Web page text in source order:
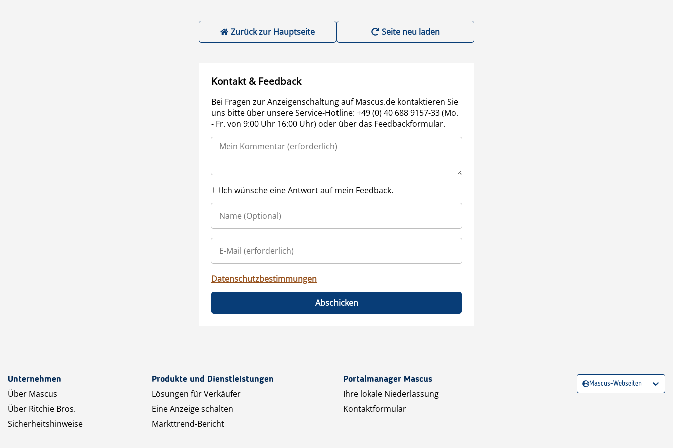
Zurück zur Hauptseite Seite neu laden
Kontakt & Feedback
Bei Fragen zur Anzeigenschaltung auf Mascus.de kontaktieren Sie
uns bitte über unsere Service-Hotline: +49 (0) 40 688 9157-33 (Mo.
- Fr. von 9:00 Uhr 16:00 Uhr) oder über das Feedbackformular.
Ich wünsche eine Antwort auf mein Feedback.
Datenschutzbestimmungen
Abschicken
Unternehmen
Über Mascus
Über Ritchie Bros.
Sicherheitshinweise
Produkte und Dienstleistungen
Lösungen für Verkäufer
Eine Anzeige schalten
Markttrend-Bericht
Portalmanager Mascus
Ihre lokale Niederlassung
Kontaktformular
Mascus-Webseiten